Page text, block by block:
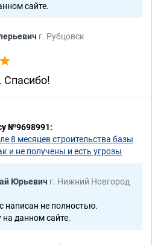
сайте.
г. Рубцовск
Спасибо!
№9698991:
8 месяцев строительства базы
и не получены и есть угрозы
Юрьевич г. Нижний Новгород
написан не полностью.
данном сайте.